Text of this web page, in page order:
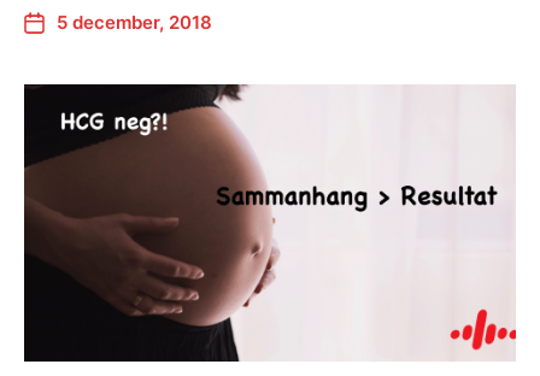
5 december, 2018